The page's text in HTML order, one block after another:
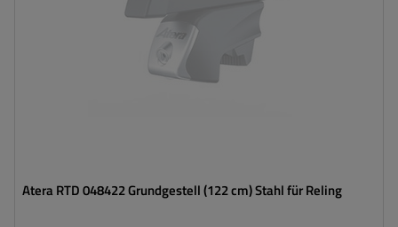
Atera RTD 048422 Grundgestell (122 cm) Stahl für Reling